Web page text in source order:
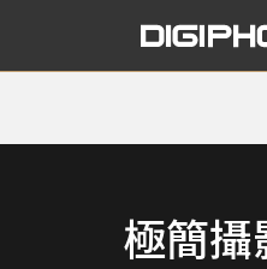
極簡攝